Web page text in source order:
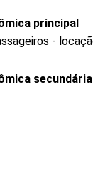
principal
-
secundária